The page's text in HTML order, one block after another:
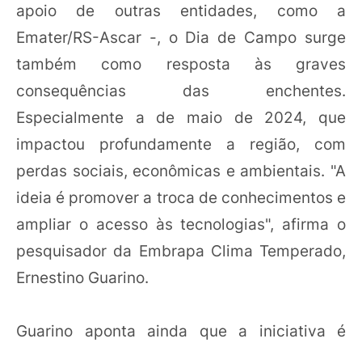
apoio de outras entidades, como a
Emater/RS-Ascar -, o Dia de Campo surge
também como resposta às graves
consequências das enchentes.
Especialmente a de maio de 2024, que
impactou profundamente a região, com
perdas sociais, econômicas e ambientais. "A
ideia é promover a troca de conhecimentos e
ampliar o acesso às tecnologias", afirma o
pesquisador da Embrapa Clima Temperado,
Ernestino Guarino.
Guarino aponta ainda que a iniciativa é